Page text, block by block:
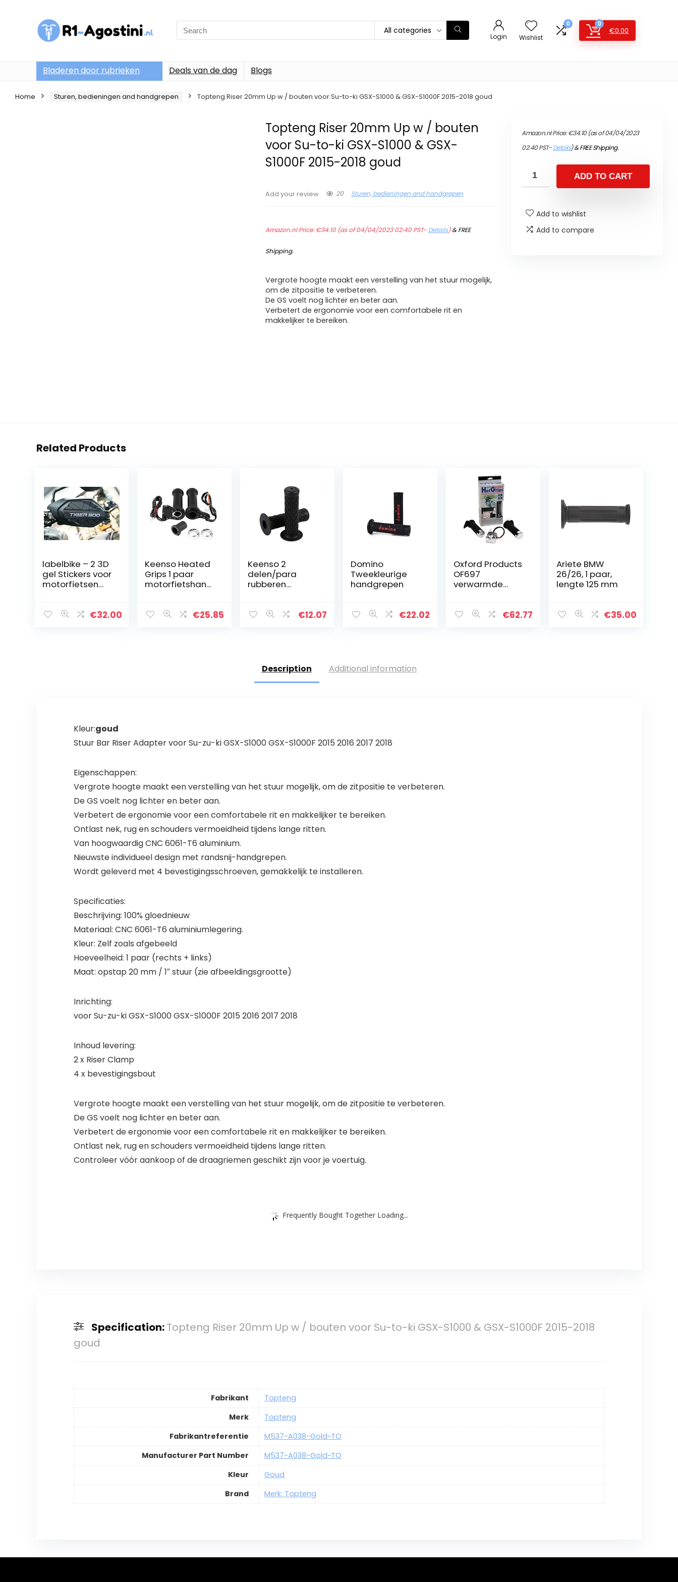
Search
for:
All categories
Login Wishlist
0 0
€0.00
Bladeren door rubrieken Deals van de dag Blogs
Home Sturen, bedieningen and handgrepen Topteng Riser 20mm Up w / bouten voor Su-to-ki GSX-S1000 & GSX-S1000F 2015-2018 goud
Topteng Riser 20mm Up w / bouten
voor Su-to-ki GSX-S1000 & GSX-
S1000F 2015-2018 goud
Add your review 20 Sturen, bedieningen and handgrepen
Amazon.nl Price:€34.10(as of 04/04/2023 02:40 PST- Details)&FREE
Shipping.
Vergrote hoogte maakt een verstelling van het stuur mogelijk,
om de zitpositie te verbeteren.
De GS voelt nog lichter en beter aan.
Verbetert de ergonomie voor een comfortabele rit en
makkelijker te bereiken.
Amazon.nl Price:€34.10(as of 04/04/2023
02:40 PST-Details)&FREE Shipping.
ADD TO CART
Add to wishlist
Add to compare
Related Products
labelbike – 2 3D
gel Stickers voor
motorfietsen
Tiger 900 GT en
€32.00
Keenso Heated
Grips 1 paar
motorfietshand
greepverwarmin
€25.85
Keenso 2
delen/para
rubberen
7/8 inch, 22 mm,
€12.07
Domino
Tweekleurige
handgrepen
€22.02
Oxford Products
OF697
verwarmde
€62.77
Ariete BMW
26/26, 1 paar,
lengte 125 mm
€35.00
Description Additional information
Kleur:goud
Stuur Bar Riser Adapter voor Su-zu-ki GSX-S1000 GSX-S1000F 2015 2016 2017 2018
Eigenschappen:
Vergrote hoogte maakt een verstelling van het stuur mogelijk, om de zitpositie te verbeteren.
De GS voelt nog lichter en beter aan.
Verbetert de ergonomie voor een comfortabele rit en makkelijker te bereiken.
Ontlast nek, rug en schouders vermoeidheid tijdens lange ritten.
Van hoogwaardig CNC 6061-T6 aluminium.
Nieuwste individueel design met randsnij-handgrepen.
Wordt geleverd met 4 bevestigingsschroeven, gemakkelijk te installeren.
Specificaties:
Beschrijving: 100% gloednieuw
Materiaal: CNC 6061-T6 aluminiumlegering.
Kleur: Zelf zoals afgebeeld
Hoeveelheid: 1 paar (rechts + links)
Maat: opstap 20 mm / 1″ stuur (zie afbeeldingsgrootte)
Inrichting:
voor Su-zu-ki GSX-S1000 GSX-S1000F 2015 2016 2017 2018
Inhoud levering:
2 x Riser Clamp
4 x bevestigingsbout
Vergrote hoogte maakt een verstelling van het stuur mogelijk, om de zitpositie te verbeteren.
De GS voelt nog lichter en beter aan.
Verbetert de ergonomie voor een comfortabele rit en makkelijker te bereiken.
Ontlast nek, rug en schouders vermoeidheid tijdens lange ritten.
Controleer vóór aankoop of de draagriemen geschikt zijn voor je voertuig.
Frequently Bought Together Loading...
Specification:Topteng Riser 20mm Up w / bouten voor Su-to-ki GSX-S1000 & GSX-S1000F 2015-2018
goud
Fabrikant
Topteng
Merk
Topteng
Fabrikantreferentie
M537-A038-Gold~TO
Manufacturer Part Number
M537-A038-Gold~TO
Kleur
Goud
Brand
Merk: Topteng